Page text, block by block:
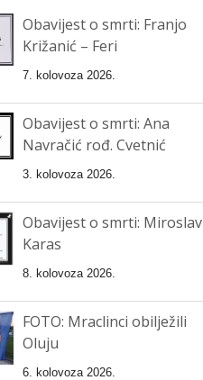
Obavijest o smrti: Franjo
Križanić – Feri
7. kolovoza 2026.
Obavijest o smrti: Ana
Navračić rođ. Cvetnić
3. kolovoza 2026.
Obavijest o smrti: Miroslav
Karas
8. kolovoza 2026.
FOTO: Mraclinci obilježili
Oluju
6. kolovoza 2026.